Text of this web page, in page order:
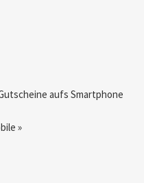
aufs Smartphone
»